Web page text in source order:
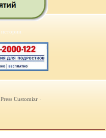
Press Customizr·